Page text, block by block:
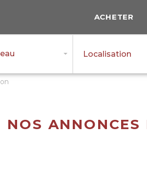
ACHETER
Localisation
NOS